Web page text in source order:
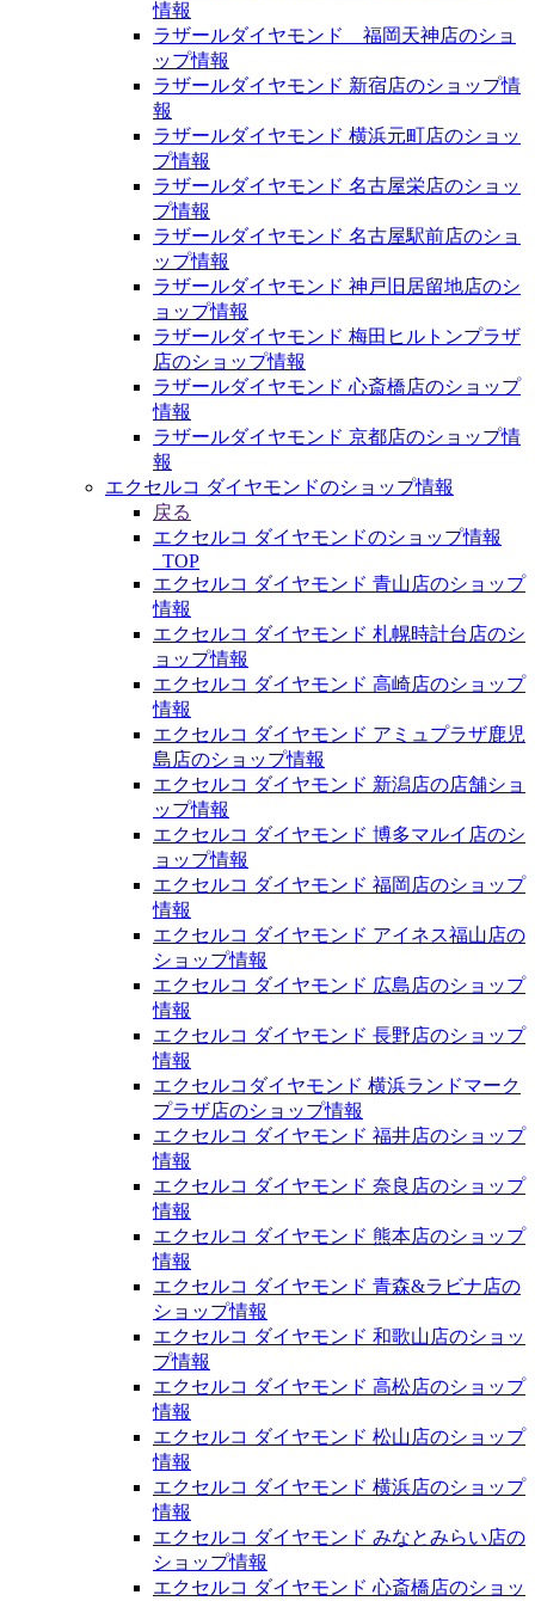
情報
ラザールダイヤモンド 福岡天神店のショ
ップ情報
ラザールダイヤモンド 新宿店のショップ情
報
ラザールダイヤモンド 横浜元町店のショッ
プ情報
ラザールダイヤモンド 名古屋栄店のショッ
プ情報
ラザールダイヤモンド 名古屋駅前店のショ
ップ情報
ラザールダイヤモンド 神戸旧居留地店のシ
ョップ情報
ラザールダイヤモンド 梅田ヒルトンプラザ
店のショップ情報
ラザールダイヤモンド 心斎橋店のショップ
情報
ラザールダイヤモンド 京都店のショップ情
報
エクセルコ ダイヤモンドのショップ情報
戻る
エクセルコ ダイヤモンドのショップ情報
_TOP
エクセルコ ダイヤモンド 青山店のショップ
情報
エクセルコ ダイヤモンド 札幌時計台店のシ
ョップ情報
エクセルコ ダイヤモンド 高崎店のショップ
情報
エクセルコ ダイヤモンド アミュプラザ鹿児
島店のショップ情報
エクセルコ ダイヤモンド 新潟店の店舗ショ
ップ情報
エクセルコ ダイヤモンド 博多マルイ店のシ
ョップ情報
エクセルコ ダイヤモンド 福岡店のショップ
情報
エクセルコ ダイヤモンド アイネス福山店の
ショップ情報
エクセルコ ダイヤモンド 広島店のショップ
情報
エクセルコ ダイヤモンド 長野店のショップ
情報
エクセルコダイヤモンド 横浜ランドマーク
プラザ店のショップ情報
エクセルコ ダイヤモンド 福井店のショップ
情報
エクセルコ ダイヤモンド 奈良店のショップ
情報
エクセルコ ダイヤモンド 熊本店のショップ
情報
エクセルコ ダイヤモンド 青森&ラビナ店の
ショップ情報
エクセルコ ダイヤモンド 和歌山店のショッ
プ情報
エクセルコ ダイヤモンド 高松店のショップ
情報
エクセルコ ダイヤモンド 松山店のショップ
情報
エクセルコ ダイヤモンド 横浜店のショップ
情報
エクセルコ ダイヤモンド みなとみらい店の
ショップ情報
エクセルコ ダイヤモンド 心斎橋店のショッ